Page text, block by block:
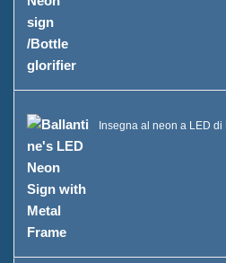
Insegna al neon a LED